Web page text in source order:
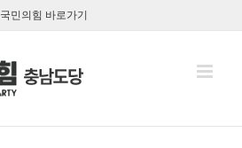
국민의힘 바로가기